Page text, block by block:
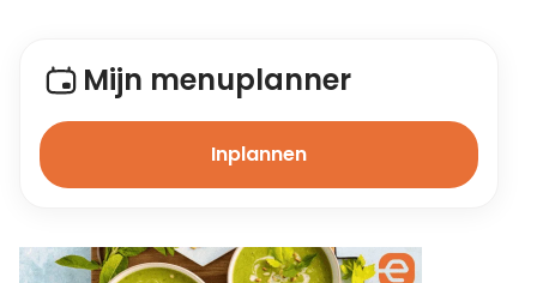
Mijn menuplanner
Inplannen